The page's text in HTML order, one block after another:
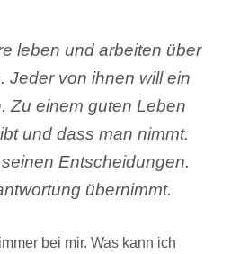
leben und arbeiten über
Jeder von ihnen will ein
Zu einem guten Leben
und dass man nimmt.
Entscheidungen.
übernimmt.
bei mir. Was kann ich